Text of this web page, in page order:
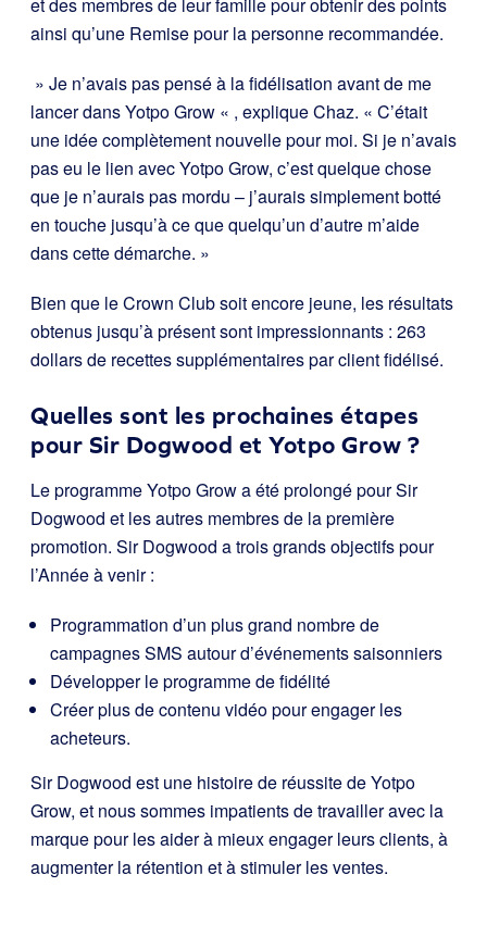
ainsi qu’une Remise pour la personne recommandée.
» Je n’avais pas pensé à la fidélisation avant de me
lancer dans Yotpo Grow « , explique Chaz. « C’était
une idée complètement nouvelle pour moi. Si je n’avais
pas eu le lien avec Yotpo Grow, c’est quelque chose
que je n’aurais pas mordu – j’aurais simplement botté
en touche jusqu’à ce que quelqu’un d’autre m’aide
dans cette démarche. »
Bien que le Crown Club soit encore jeune, les résultats
obtenus jusqu’à présent sont impressionnants : 263
dollars de recettes supplémentaires par client fidélisé.
Quelles sont les prochaines étapes
pour Sir Dogwood et Yotpo Grow ?
Le programme Yotpo Grow a été prolongé pour Sir
Dogwood et les autres membres de la première
promotion. Sir Dogwood a trois grands objectifs pour
l’Année à venir :
Programmation d’un plus grand nombre de
campagnes SMS autour d’événements saisonniers
Développer le programme de fidélité
Créer plus de contenu vidéo pour engager les
acheteurs.
Sir Dogwood est une histoire de réussite de Yotpo
Grow, et nous sommes impatients de travailler avec la
marque pour les aider à mieux engager leurs clients, à
augmenter la rétention et à stimuler les ventes.